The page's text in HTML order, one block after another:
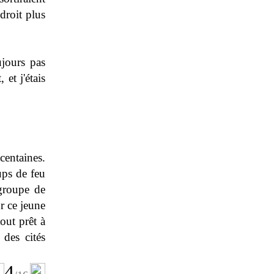
plus
pas
et j'étais
de feu
de
ce jeune
prêt à
cités